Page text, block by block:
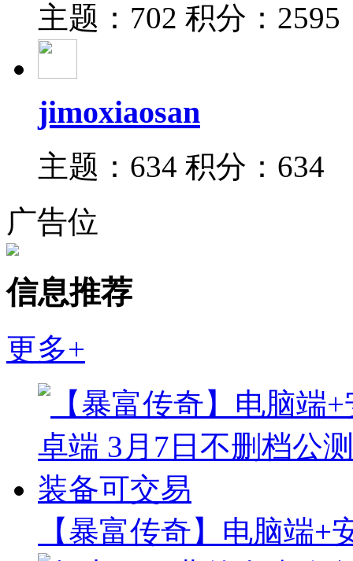
主题：702 积分：2595
jimoxiaosan
主题：634 积分：634
广告位
信息推荐
更多+
【暴富传奇】电脑端+